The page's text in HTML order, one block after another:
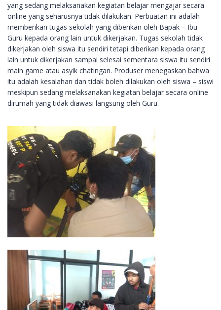
yang sedang melaksanakan kegiatan belajar mengajar secara
online yang seharusnya tidak dilakukan. Perbuatan ini adalah
memberikan tugas sekolah yang diberikan oleh Bapak – Ibu
Guru kepada orang lain untuk dikerjakan. Tugas sekolah tidak
dikerjakan oleh siswa itu sendiri tetapi diberikan kepada orang
lain untuk dikerjakan sampai selesai sementara siswa itu sendiri
main game atau asyik chatingan. Produser menegaskan bahwa
itu adalah kesalahan dan tidak boleh dilakukan oleh siswa – siswi
meskipun sedang melaksanakan kegiatan belajar secara online
dirumah yang tidak diawasi langsung oleh Guru.